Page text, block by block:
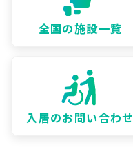
全国の施設一覧
入居のお問い合わせ